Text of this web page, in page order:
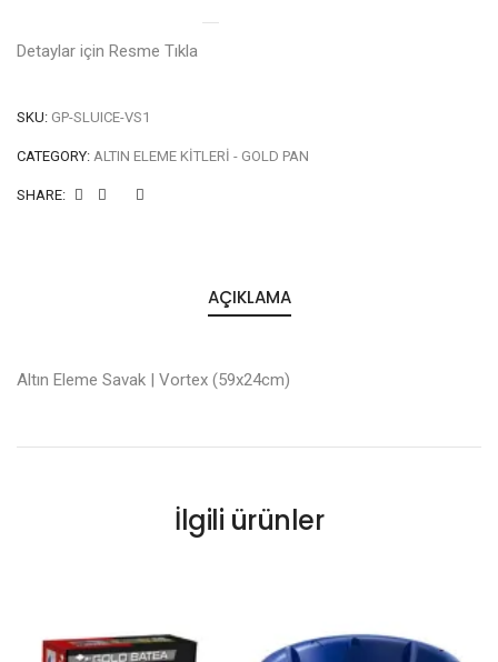
Detaylar için Resme Tıkla
SKU: GP-SLUICE-VS1
CATEGORY: ALTIN ELEME KITLERI - GOLD PAN
SHARE:
AÇIKLAMA
Altın Eleme Savak | Vortex (59x24cm)
İlgili ürünler